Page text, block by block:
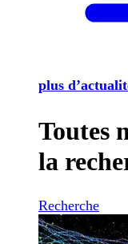
plus
Toutes
la
Recherche